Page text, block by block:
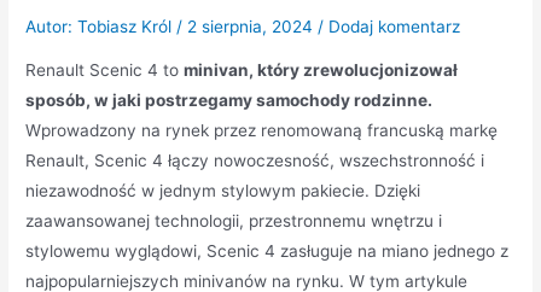
Autor: Tobiasz Król / 2 sierpnia, 2024 / Dodaj komentarz
Renault Scenic 4 tominivan, który zrewolucjonizował
sposób, w jaki postrzegamy samochody rodzinne.
Wprowadzony na rynek przez renomowaną francuską markę
Renault, Scenic 4 łączy nowoczesność, wszechstronność i
niezawodność w jednym stylowym pakiecie. Dzięki
zaawansowanej technologii, przestronnemu wnętrzu i
stylowemu wyglądowi, Scenic 4 zasługuje na miano jednego z
najpopularniejszych minivanów na rynku. W tym artykule